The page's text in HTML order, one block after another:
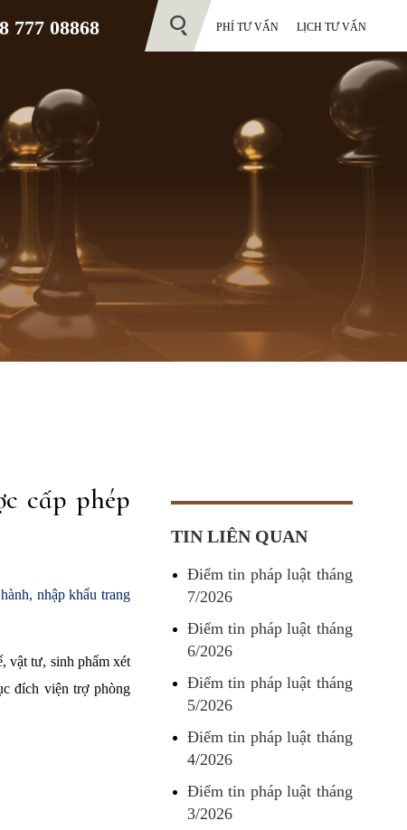
777 08868 PHÍ TƯ VẤN LỊCH TƯ VẤN
cấp phép
nhập khẩu trang
vật tư, sinh phẩm xét
đích viện trợ phòng
TIN LIÊN QUAN
Điểm tin pháp luật tháng
7/2026
Điểm tin pháp luật tháng
6/2026
Điểm tin pháp luật tháng
5/2026
Điểm tin pháp luật tháng
4/2026
Điểm tin pháp luật tháng
3/2026